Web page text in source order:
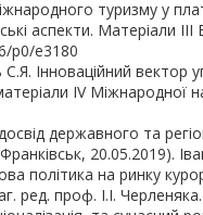
туризму у
аспекти. Матеріали
p0/e3180
С.Я. Інноваційний
ІV
державного та
20.05.2019).
політика на ринку
ред. проф. І.І.